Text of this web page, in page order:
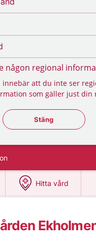
någon regional
innebär att du inte ser
som gäller just din
Stäng
Stäng
Hitta vård
på 1177.se